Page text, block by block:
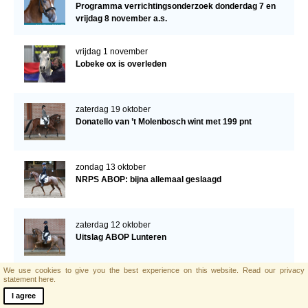
Programma verrichtingsonderzoek donderdag 7 en
vrijdag 8 november a.s.
vrijdag 1 november
Lobeke ox is overleden
zaterdag 19 oktober
Donatello van ’t Molenbosch wint met 199 pnt
zondag 13 oktober
NRPS ABOP: bijna allemaal geslaagd
zaterdag 12 oktober
Uitslag ABOP Lunteren
We use cookies to give you the best experience on this website. Read our privacy
statement here.
I agree